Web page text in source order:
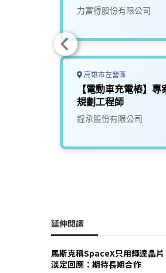
力富得股份有限公司
高雄市左營區
【電動車充電樁】專
規劃工程師
鋥承股份有限公司
延伸閱讀
馬斯克稱SpaceX只用輝達晶片
淡定回應：期待長期合作